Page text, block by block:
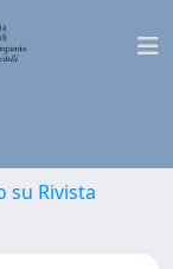
su Rivista